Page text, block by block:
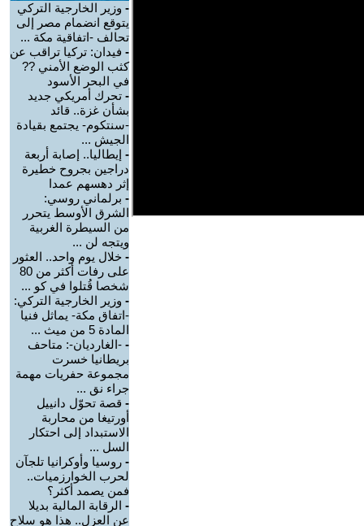
- وزير الخارجية التركي
يتوقع انضمام مصر إلى
تحالف -اتفاقية مكة ...
- فيدان: تركيا تراقب عن
كثب الوضع الأمني ??
في البحر الأسود
- تحرك أمريكي جديد
بشأن غزة.. قائد
-سنتكوم- يجتمع بقيادة
الجيش ...
- إيطاليا.. إصابة أربعة
دراجين بجروح خطيرة
إثر دهسهم عمدا
- برلماني روسي:
الشرق الأوسط يتحرر
من السيطرة الغربية
ويتجه لن ...
- خلال يوم واحد.. العثور
على رفات أكثر من 80
شخصا قُتلوا في كو ...
- وزير الخارجية التركي:
-اتفاق مكة- يماثل فنيا
المادة 5 من ميث ...
- -الغارديان-: متاحف
بريطانيا خسرت
مجموعة حفريات مهمة
جراء نق ...
- قصة تحوّل دانييل
أورتيغا من محاربة
الاستبداد إلى احتكار
السل ...
- روسيا وأوكرانيا تلجآن
لحرب الخوارزميات..
فمن يصمد أكثر؟
- الرقابة المالية بديلا
عن العزل.. هذا هو سلاح